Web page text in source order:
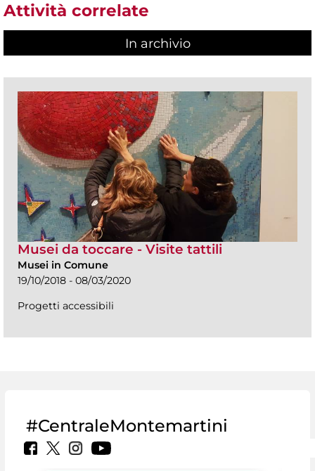
Attività correlate
In archivio
Musei da toccare - Visite tattili
Musei in Comune
19/10/2018 - 08/03/2020
Progetti accessibili
#CentraleMontemartini